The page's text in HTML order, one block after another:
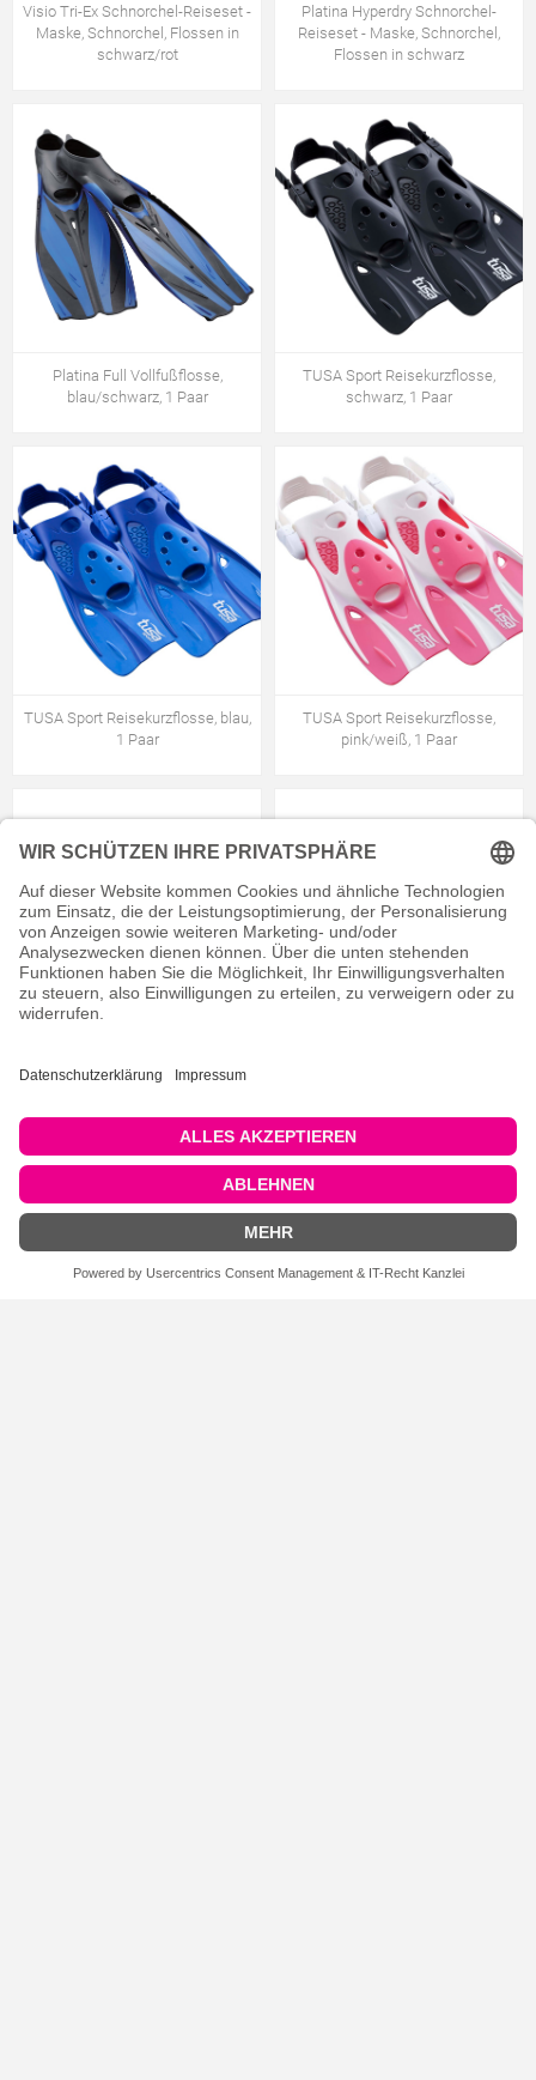
FILTEREINSTELLUNGEN
Visio Tri-Ex Schnorchel-Reiseset -
Maske, Schnorchel, Flossen in
schwarz/rot
Platina Hyperdry Schnorchel-
Reiseset - Maske, Schnorchel,
Flossen in schwarz
Platina Full Vollfußflosse,
blau/schwarz, 1 Paar
TUSA Sport Reisekurzflosse,
schwarz, 1 Paar
TUSA Sport Reisekurzflosse, blau,
1 Paar
TUSA Sport Reisekurzflosse,
pink/weiß, 1 Paar
schwarz, 1 Paar